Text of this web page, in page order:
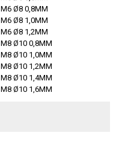
M6 Ø8 0,8MM
M6 Ø8 1,0MM
M6 Ø8 1,2MM
M8 Ø10 0,8MM
M8 Ø10 1,0MM
M8 Ø10 1,2MM
M8 Ø10 1,4MM
M8 Ø10 1,6MM